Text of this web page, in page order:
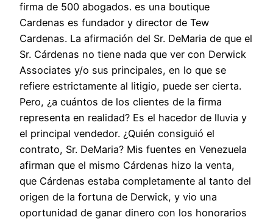
firma de 500 abogados. es una boutique
Cardenas es fundador y director de Tew
Cardenas. La afirmación del Sr. DeMaria de que el
Sr. Cárdenas no tiene nada que ver con Derwick
Associates y/o sus principales, en lo que se
refiere estrictamente al litigio, puede ser cierta.
Pero, ¿a cuántos de los clientes de la firma
representa en realidad? Es el hacedor de lluvia y
el principal vendedor. ¿Quién consiguió el
contrato, Sr. DeMaria? Mis fuentes en Venezuela
afirman que el mismo Cárdenas hizo la venta,
que Cárdenas estaba completamente al tanto del
origen de la fortuna de Derwick, y vio una
oportunidad de ganar dinero con los honorarios